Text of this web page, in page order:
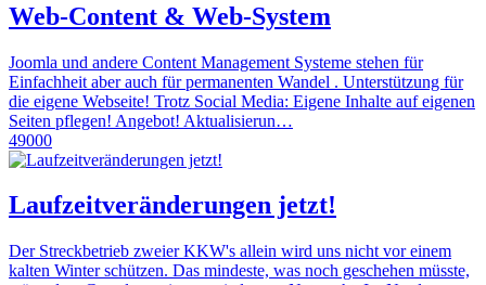
Web-Content & Web-System
Joomla und andere Content Management Systeme stehen für
Einfachheit aber auch für permanenten Wandel . Unterstützung für
die eigene Webseite! Trotz Social Media: Eigene Inhalte auf eigenen
Seiten pflegen! Angebot! Aktualisierun…
49000
Laufzeitveränderungen jetzt!
Der Streckbetrieb zweier KKW's allein wird uns nicht vor einem
kalten Winter schützen. Das mindeste, was noch geschehen müsste,